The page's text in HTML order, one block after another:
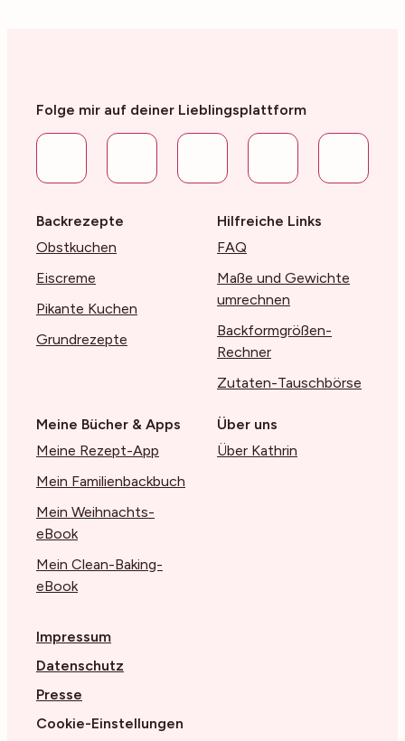
Folge mir auf deiner Lieblingsplattform
Backrezepte
Obstkuchen
Eiscreme
Pikante Kuchen
Grundrezepte
Hilfreiche Links
FAQ
Maße und Gewichte
umrechnen
Backformgrößen-
Rechner
Zutaten-Tauschbörse
Meine Bücher & Apps
Meine Rezept-App
Mein Familienbackbuch
Mein Weihnachts-
eBook
Mein Clean-Baking-
eBook
Über uns
Über Kathrin
Impressum
Datenschutz
Presse
Cookie-Einstellungen